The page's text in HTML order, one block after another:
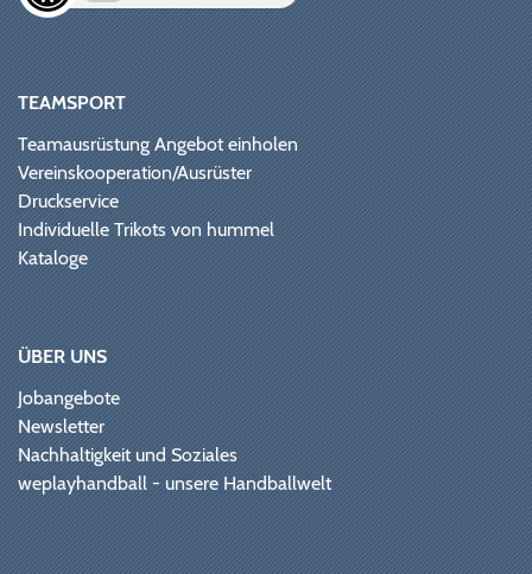
TEAMSPORT
Teamausrüstung Angebot einholen
Vereinskooperation/Ausrüster
Druckservice
Individuelle Trikots von hummel
Kataloge
ÜBER UNS
Jobangebote
Newsletter
Nachhaltigkeit und Soziales
weplayhandball - unsere Handballwelt